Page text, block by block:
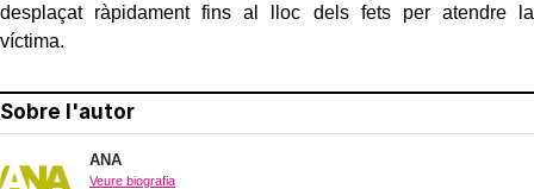
desplaçat ràpidament fins al lloc dels fets per atendre la
víctima.
Sobre l'autor
ANA
Veure biografia